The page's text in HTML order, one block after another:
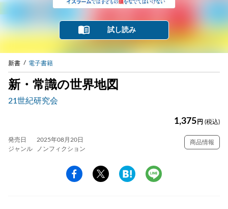
試し読み
新書 電子書籍
新・常識の世界地図
21世紀研究会
1,375 円 (税込)
発売日
2025年08月20日
ジャンル
ノンフィクション
商品情報